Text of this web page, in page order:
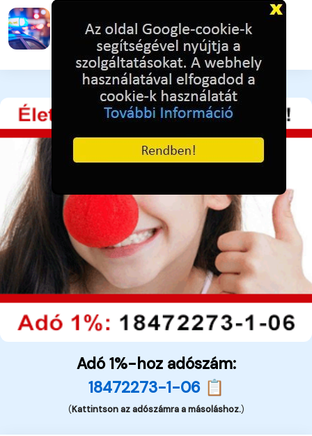
2 napja ezelőtt 30
Adó 1%-hoz adószám:
18472273-1-06 📋
(Kattintson az adószámra a másoláshoz.)